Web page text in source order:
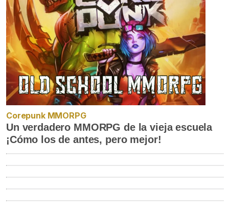
Corepunk MMORPG
Un verdadero MMORPG de la vieja escuela
¡Cómo los de antes, pero mejor!